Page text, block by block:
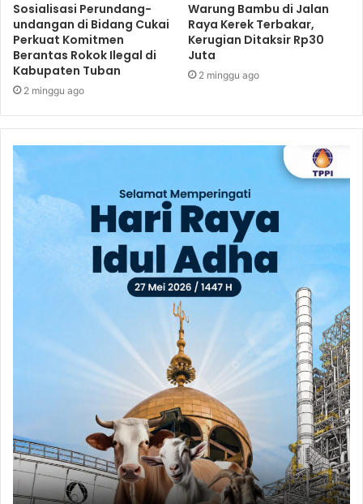
Sosialisasi Perundang-
undangan di Bidang Cukai
Perkuat Komitmen
Berantas Rokok Ilegal di
Kabupaten Tuban
2 minggu ago
Warung Bambu di Jalan
Raya Kerek Terbakar,
Kerugian Ditaksir Rp30
Juta
2 minggu ago